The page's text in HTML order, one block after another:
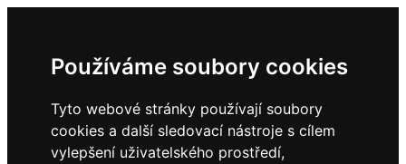
Používáme soubory cookies
Tyto webové stránky používají soubory
cookies a další sledovací nástroje s cílem
vylepšení uživatelského prostředí,